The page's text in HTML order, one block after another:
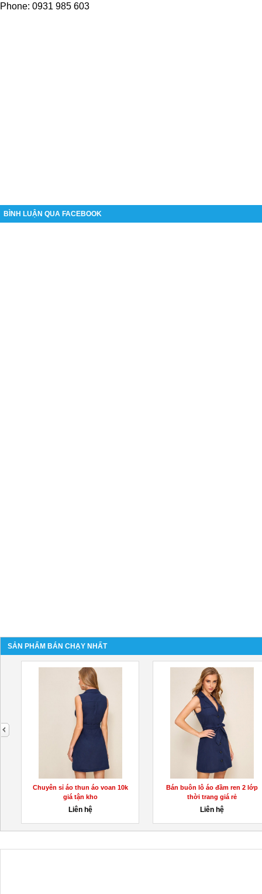
Phone: 0931 985 603
BÌNH LUẬN QUA FACEBOOK
SẢN PHẨM BÁN CHẠY NHẤT
Chuyên sỉ áo thun áo voan 10k
giá tận kho
Liên hệ
Bán buôn lô áo đầm ren 2 lớp
thời trang giá rẻ
Liên hệ
next